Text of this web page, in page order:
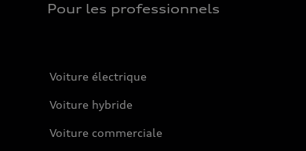
Pour les professionnels
Voiture électrique
Voiture hybride
Voiture commerciale